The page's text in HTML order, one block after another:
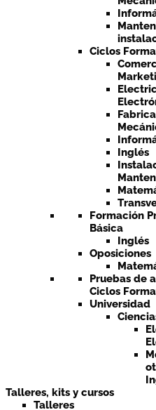
Ciclos
Inglés
Formación
Básica
Inglés
Oposiciones
Pruebas de
Ciclos
Universidad
Talleres, kits y cursos
Talleres